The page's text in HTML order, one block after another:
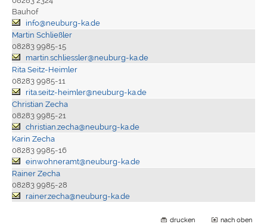
Bauhof
info@neuburg-ka.de
Martin Schließler
08283 9985-15
martin.schliessler@neuburg-ka.de
Rita Seitz-Heimler
08283 9985-11
rita.seitz-heimler@neuburg-ka.de
Christian Zecha
08283 9985-21
christian.zecha@neuburg-ka.de
Karin Zecha
08283 9985-16
einwohneramt@neuburg-ka.de
Rainer Zecha
08283 9985-28
rainer.zecha@neuburg-ka.de
drucken nach oben